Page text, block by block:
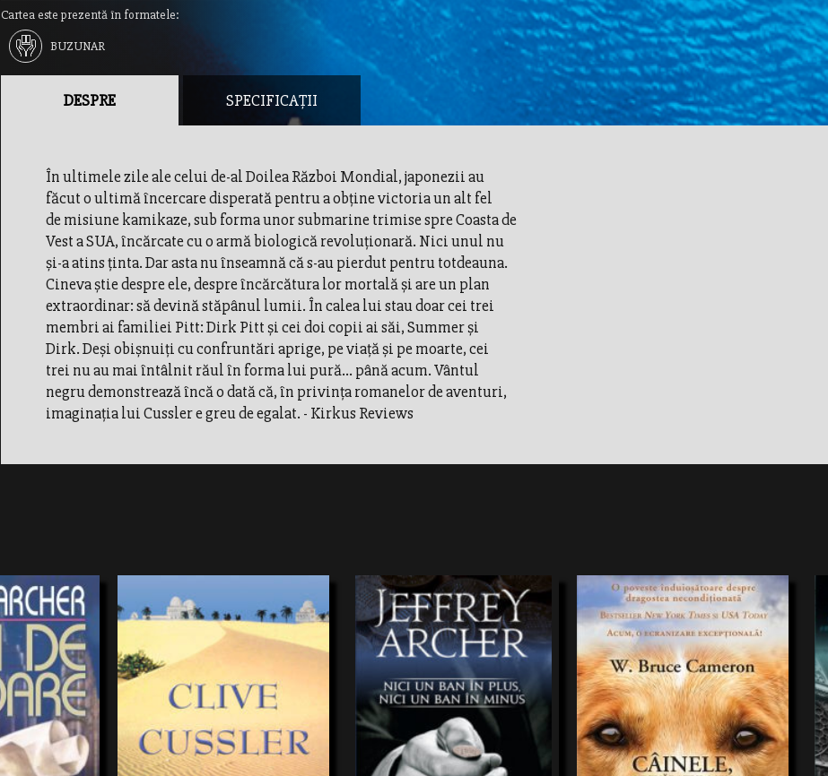
Cartea este prezentă în formatele:
BUZUNAR
DESPRE SPECIFICAȚII
În ultimele zile ale celui de-al Doilea Război Mondial, japonezii au
făcut o ultimă încercare disperată pentru a obţine victoria un alt fel
de misiune kamikaze, sub forma unor submarine trimise spre Coasta de
Vest a SUA, încărcate cu o armă biologică revoluţionară. Nici unul nu
şi-a atins ţinta. Dar asta nu înseamnă că s-au pierdut pentru totdeauna.
Cineva ştie despre ele, despre încărcătura lor mortală şi are un plan
extraordinar: să devină stăpânul lumii. În calea lui stau doar cei trei
membri ai familiei Pitt: Dirk Pitt şi cei doi copii ai săi, Summer şi
Dirk. Deşi obişnuiţi cu confruntări aprige, pe viaţă şi pe moarte, cei
trei nu au mai întâlnit răul în forma lui pură... până acum. Vântul
negru demonstrează încă o dată că, în privinţa romanelor de aventuri,
imaginaţia lui Cussler e greu de egalat. - Kirkus Reviews
xcvxcvvxcxcvxcv xxvxvcxvxvxv